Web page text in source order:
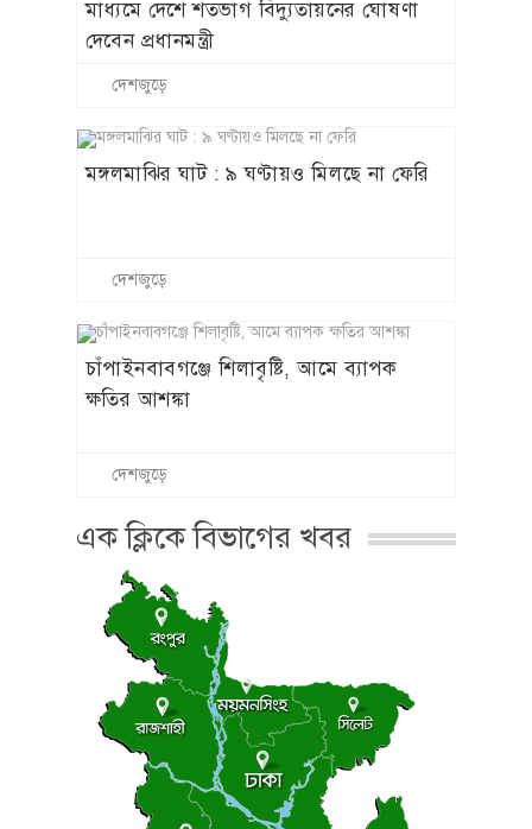
মাধ্যমে দেশে শতভাগ বিদ্যুতায়নের ঘোষণা
দেবেন প্রধানমন্ত্রী
দেশজুড়ে
মঙ্গলমাঝির ঘাট : ৯ ঘণ্টায়ও মিলছে না ফেরি
দেশজুড়ে
চাঁপাইনবাবগঞ্জে শিলাবৃষ্টি, আমে ব্যাপক
ক্ষতির আশঙ্কা
দেশজুড়ে
এক ক্লিকে বিভাগের খবর